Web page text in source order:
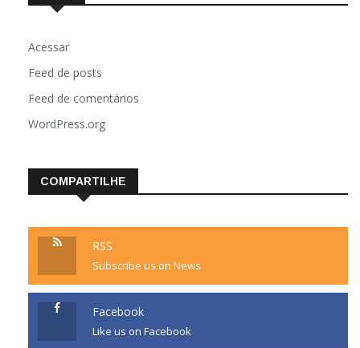
Acessar
Feed de posts
Feed de comentários
WordPress.org
COMPARTILHE
RSS
Subscribe us on News
Facebook
Like us on Facebook